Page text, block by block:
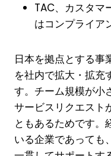
TAC、カスタマ
はコンプライア
日本を拠点とする事
を社内で拡大・拡充
す。チーム規模が小
サービスリクエスト
ともあるためです。
いる企業であっても